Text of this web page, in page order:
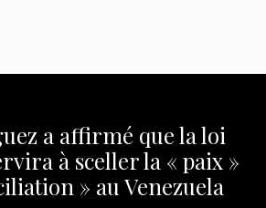
a affirmé que la loi
à sceller la « paix »
» au Venezuela